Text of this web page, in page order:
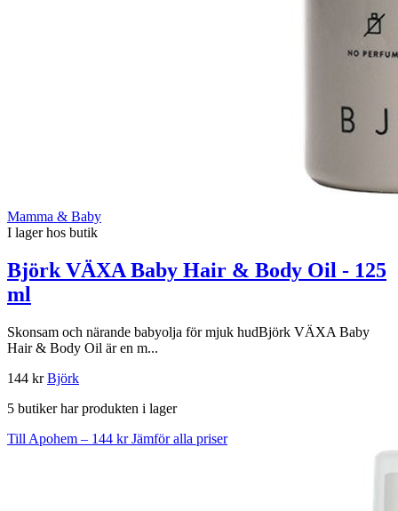
Mamma & Baby
I lager hos butik
Björk VÄXA Baby Hair & Body Oil - 125
ml
Skonsam och närande babyolja för mjuk hudBjörk VÄXA Baby
Hair & Body Oil är en m...
144 krBjörk
5 butiker har produkten i lager
Till Apohem – 144 krJämför alla priser